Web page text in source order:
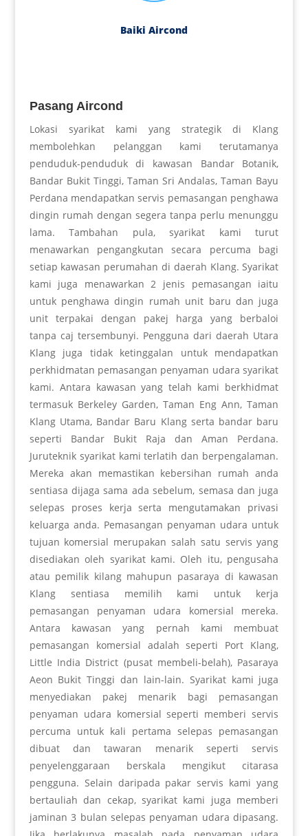
Baiki Aircond
Pasang Aircond
Lokasi syarikat kami yang strategik di Klang
membolehkan pelanggan kami terutamanya
penduduk-penduduk di kawasan Bandar Botanik,
Bandar Bukit Tinggi, Taman Sri Andalas, Taman Bayu
Perdana mendapatkan servis pemasangan penghawa
dingin rumah dengan segera tanpa perlu menunggu
lama. Tambahan pula, syarikat kami turut
menawarkan pengangkutan secara percuma bagi
setiap kawasan perumahan di daerah Klang. Syarikat
kami juga menawarkan 2 jenis pemasangan iaitu
untuk penghawa dingin rumah unit baru dan juga
unit terpakai dengan pakej harga yang berbaloi
tanpa caj tersembunyi. Pengguna dari daerah Utara
Klang juga tidak ketinggalan untuk mendapatkan
perkhidmatan pemasangan penyaman udara syarikat
kami. Antara kawasan yang telah kami berkhidmat
termasuk Berkeley Garden, Taman Eng Ann, Taman
Klang Utama, Bandar Baru Klang serta bandar baru
seperti Bandar Bukit Raja dan Aman Perdana.
Juruteknik syarikat kami terlatih dan berpengalaman.
Mereka akan memastikan kebersihan rumah anda
sentiasa dijaga sama ada sebelum, semasa dan juga
selepas proses kerja serta mengutamakan privasi
keluarga anda. Pemasangan penyaman udara untuk
tujuan komersial merupakan salah satu servis yang
disediakan oleh syarikat kami. Oleh itu, pengusaha
atau pemilik kilang mahupun pasaraya di kawasan
Klang sentiasa memilih kami untuk kerja
pemasangan penyaman udara komersial mereka.
Antara kawasan yang pernah kami membuat
pemasangan komersial adalah seperti Port Klang,
Little India District (pusat membeli-belah), Pasaraya
Aeon Bukit Tinggi dan lain-lain. Syarikat kami juga
menyediakan pakej menarik bagi pemasangan
penyaman udara komersial seperti memberi servis
percuma untuk kali pertama selepas pemasangan
dibuat dan tawaran menarik seperti servis
penyelenggaraan berskala mengikut citarasa
pengguna. Selain daripada pakar servis kami yang
bertauliah dan cekap, syarikat kami juga memberi
jaminan 3 bulan selepas penyaman udara dipasang.